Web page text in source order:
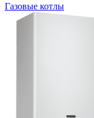
Газовые котлы